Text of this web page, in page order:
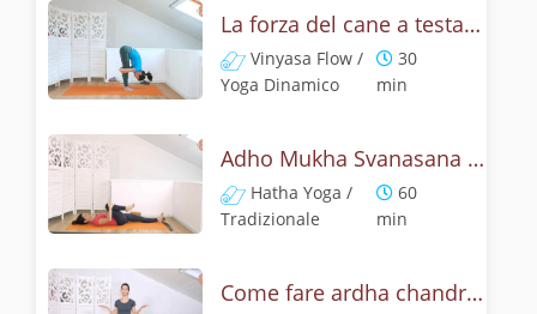
La forza del cane a testa in su - Yoga Dinamico
Vinyasa Flow /
Yoga Dinamico
30
min
Adho Mukha Svanasana - Lezione yoga con la storia del cane
Hatha Yoga /
Tradizionale
60
min
Come fare ardha chandrasana, la posizione della mezza luna? Tutorial